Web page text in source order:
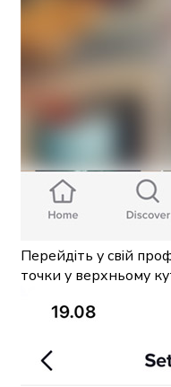
Перейдіть у свій
точки у верхньому